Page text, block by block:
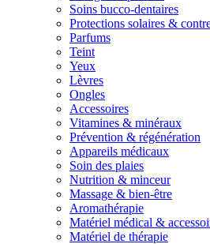
Soins bucco-dentaires
Protections solaires &
Parfums
Teint
Yeux
Lèvres
Ongles
Accessoires
Vitamines & minéraux
Prévention & régénération
Appareils médicaux
Soin des plaies
Nutrition & minceur
Massage & bien-être
Aromathérapie
Matériel médical &
Matériel de thérapie